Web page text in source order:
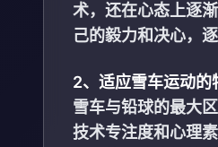
术，还在心态上逐
己的毅力和决心，
2、适应雪车运动的
雪车与铅球的最大
技术专注度和心理